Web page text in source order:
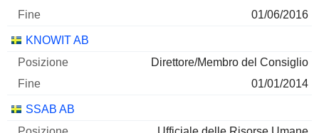
01/06/2016
KNOWIT AB
Direttore/Membro del Consiglio
01/01/2014
SSAB AB